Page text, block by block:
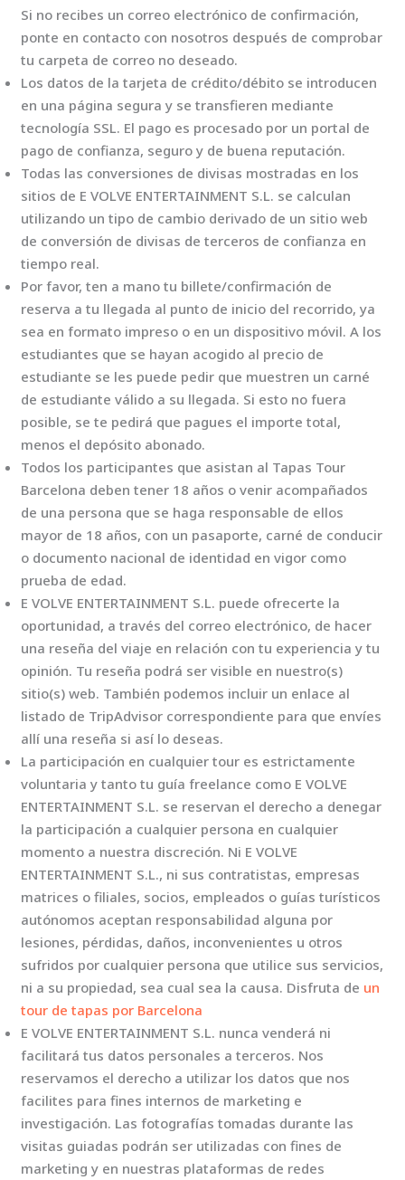
Si no recibes un correo electrónico de confirmación,
ponte en contacto con nosotros después de comprobar
tu carpeta de correo no deseado.
Los datos de la tarjeta de crédito/débito se introducen
en una página segura y se transfieren mediante
tecnología SSL. El pago es procesado por un portal de
pago de confianza, seguro y de buena reputación.
Todas las conversiones de divisas mostradas en los
sitios de E VOLVE ENTERTAINMENT S.L. se calculan
utilizando un tipo de cambio derivado de un sitio web
de conversión de divisas de terceros de confianza en
tiempo real.
Por favor, ten a mano tu billete/confirmación de
reserva a tu llegada al punto de inicio del recorrido, ya
sea en formato impreso o en un dispositivo móvil. A los
estudiantes que se hayan acogido al precio de
estudiante se les puede pedir que muestren un carné
de estudiante válido a su llegada. Si esto no fuera
posible, se te pedirá que pagues el importe total,
menos el depósito abonado.
Todos los participantes que asistan al Tapas Tour
Barcelona deben tener 18 años o venir acompañados
de una persona que se haga responsable de ellos
mayor de 18 años, con un pasaporte, carné de conducir
o documento nacional de identidad en vigor como
prueba de edad.
E VOLVE ENTERTAINMENT S.L. puede ofrecerte la
oportunidad, a través del correo electrónico, de hacer
una reseña del viaje en relación con tu experiencia y tu
opinión. Tu reseña podrá ser visible en nuestro(s)
sitio(s) web. También podemos incluir un enlace al
listado de TripAdvisor correspondiente para que envíes
allí una reseña si así lo deseas.
La participación en cualquier tour es estrictamente
voluntaria y tanto tu guía freelance como E VOLVE
ENTERTAINMENT S.L. se reservan el derecho a denegar
la participación a cualquier persona en cualquier
momento a nuestra discreción. Ni E VOLVE
ENTERTAINMENT S.L., ni sus contratistas, empresas
matrices o filiales, socios, empleados o guías turísticos
autónomos aceptan responsabilidad alguna por
lesiones, pérdidas, daños, inconvenientes u otros
sufridos por cualquier persona que utilice sus servicios,
ni a su propiedad, sea cual sea la causa. Disfruta de un
tour de tapas por Barcelona
E VOLVE ENTERTAINMENT S.L. nunca venderá ni
facilitará tus datos personales a terceros. Nos
reservamos el derecho a utilizar los datos que nos
facilites para fines internos de marketing e
investigación. Las fotografías tomadas durante las
visitas guiadas podrán ser utilizadas con fines de
marketing y en nuestras plataformas de redes